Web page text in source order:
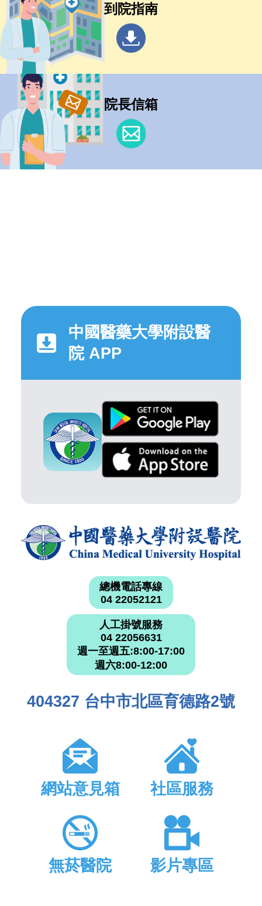
到院指南
院長信箱
中國醫藥大學附設醫
院 APP
總機電話專線
04 22052121
人工掛號服務
04 22056631
週一至週五:8:00-17:00
週六8:00-12:00
404327 台中市北區育德路2號
網站意見箱 社區服務
無菸醫院 影片專區